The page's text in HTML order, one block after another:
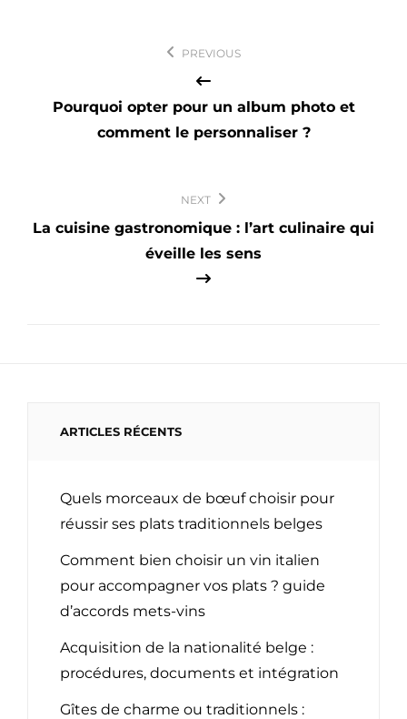
l’article
PREVIOUS
Pourquoi opter pour un album photo et
comment le personnaliser ?
NEXT
La cuisine gastronomique : l’art culinaire qui
éveille les sens
ARTICLES RÉCENTS
Quels morceaux de bœuf choisir pour
réussir ses plats traditionnels belges
Comment bien choisir un vin italien
pour accompagner vos plats ? guide
d’accords mets-vins
Acquisition de la nationalité belge :
procédures, documents et intégration
Gîtes de charme ou traditionnels :